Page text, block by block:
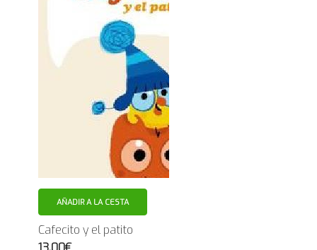
AÑADIR A LA CESTA
Cafecito y el patito